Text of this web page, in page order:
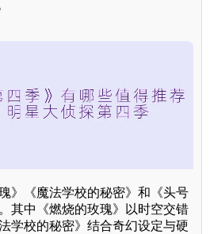
》《魔法学校的秘密》和《头号
其中《燃烧的玫瑰》以时空交错
学校的秘密》结合奇幻设定与硬